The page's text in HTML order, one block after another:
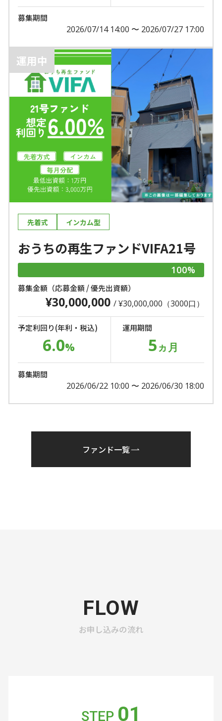
募集期間
2026/07/14 14:00 〜 2026/07/27 17:00
運用中
先着式 インカム型
おうちの再生ファンドVIFA21号
100%
募集金額（応募金額 / 優先出資額）
¥30,000,000 / ¥30,000,000（3000口）
予定利回り(年利・税込)
6.0%
運用期間
5ヵ月
募集期間
2026/06/22 10:00 〜 2026/06/30 18:00
ファンド一覧
FLOW
お申し込みの流れ
STEP 01